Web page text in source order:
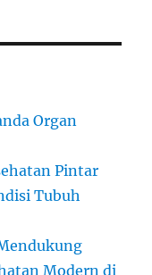
Organ
Pintar
Tubuh
Modern di